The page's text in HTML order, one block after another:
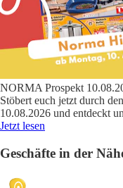
NORMA Prospekt
Stöbert euch jetzt durch
10.08.2026 und entdeckt
Jetzt lesen
Geschäfte in der